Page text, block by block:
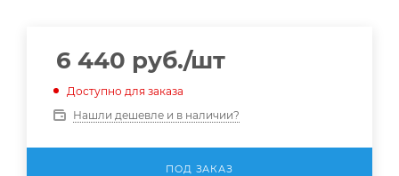
6 440 руб./шт
Доступно для заказа
Нашли дешевле и в наличии?
ПОД ЗАКАЗ